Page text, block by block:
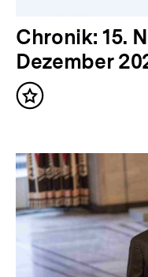
V
o
r
h
r
i
g
Chronik: 15.
Dezember
Inhalt